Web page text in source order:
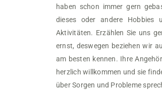
haben schon immer gern
dieses oder andere Hobbies
Aktivitäten. Erzählen Sie uns
ernst, deswegen beziehen wir
am besten kennen. Ihre
herzlich willkommen und sie
über Sorgen und Probleme